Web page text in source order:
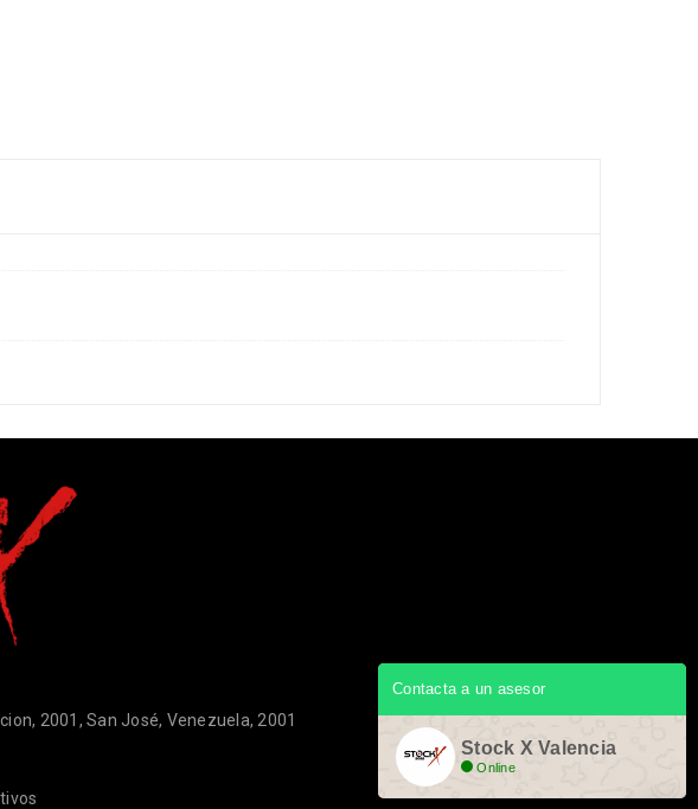
2001, San José, Venezuela, 2001
Contacta a un asesor
Stock X Valencia
Online